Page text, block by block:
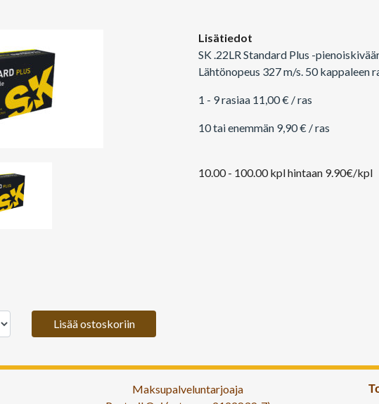
Lisää ostoskoriin
Lisätiedot
SK .22LR Standard Plus -
Lähtönopeus 327 m/s. 50 kappaleen
1 - 9 rasiaa 11,00 € / ras
10 tai enemmän 9,90 € / ras
10.00 - 100.00 kpl hintaan 9.90€/kpl
Maksupalveluntarjoaja